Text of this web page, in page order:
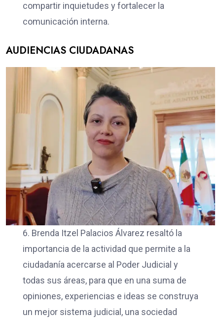
compartir inquietudes y fortalecer la
comunicación interna.
AUDIENCIAS CIUDADANAS
6. Brenda Itzel Palacios Álvarez resaltó la
importancia de la actividad que permite a la
ciudadanía acercarse al Poder Judicial y
todas sus áreas, para que en una suma de
opiniones, experiencias e ideas se construya
un mejor sistema judicial, una sociedad